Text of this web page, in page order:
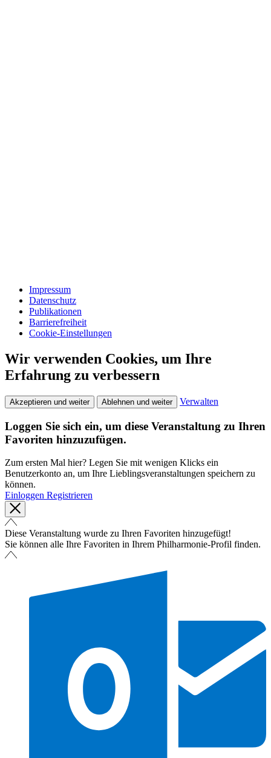
Impressum
Datenschutz
Publikationen
Barrierefreiheit
Cookie-Einstellungen
Wir verwenden Cookies, um Ihre
Erfahrung zu verbessern
Akzeptieren und weiter Ablehnen und weiter Verwalten
Loggen Sie sich ein, um diese Veranstaltung zu Ihren
Favoriten hinzuzufügen.
Zum ersten Mal hier? Legen Sie mit wenigen Klicks ein
Benutzerkonto an, um Ihre Lieblingsveranstaltungen speichern zu
können.
Einloggen Registrieren
Diese Veranstaltung wurde zu Ihren Favoriten hinzugefügt!
Sie können alle Ihre Favoriten in Ihrem Philharmonie-Profil finden.